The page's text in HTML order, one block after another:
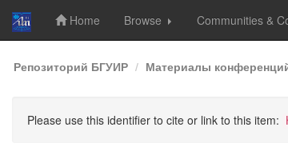
Skip
navigation
Home Browse Communities &
Репозиторий БГУИР Материалы
Please use this identifier to cite or link to this item: